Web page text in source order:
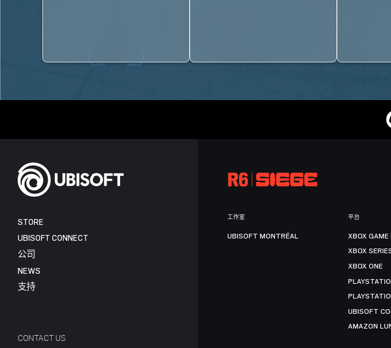
STORE
UBISOFT CONNECT
公司
NEWS
支持
CONTACT US
工作室
UBISOFT MONTRÉAL
平台
XBOX GAME
XBOX
XBOX ONE
UBISOFT
AMAZON